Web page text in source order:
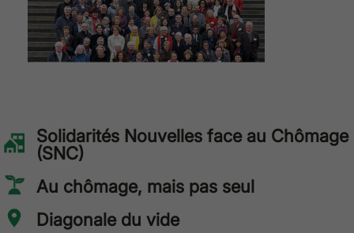
Solidarités Nouvelles face au Chômage
(SNC)
Au chômage, mais pas seul
Diagonale du vide